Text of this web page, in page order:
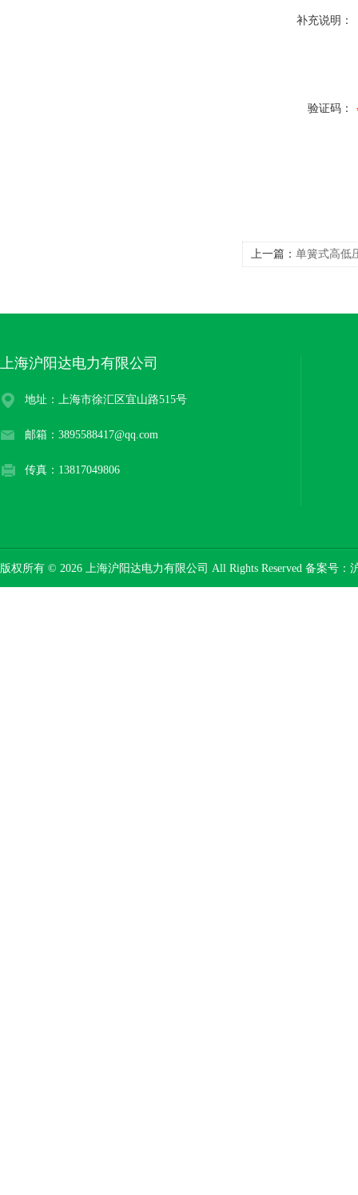
补充说明：
验证码：
上一篇： 单簧式高低
上海沪阳达电力有限公司
地址：上海市徐汇区宜山路515号
邮箱：3895588417@qq.com
传真：13817049806
版权所有 © 2026 上海沪阳达电力有限公司 All Rights Reserved 备案号：